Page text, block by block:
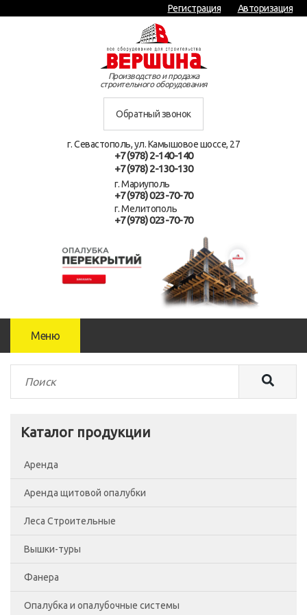
Регистрация Авторизация
Производство и продажа
строительного оборудования
Обратный звонок
г. Севастополь, ул. Камышовое шоссе, 27
+7 (978) 2-140-140
+7 (978) 2-130-130
г. Мариуполь
+7 (978) 023-70-70
г. Мелитополь
+7 (978) 023-70-70
Меню
Каталог продукции
Аренда
Аренда щитовой опалубки
Леса Строительные
Леса рамные
Помосты
Сетка фасадная
Вышки-туры
Вышка-тура ВСП-250/0.7
Вышка-тура ВСП-250/1.2
Фанера
Фанера Россия
Опалубка и опалубочные системы